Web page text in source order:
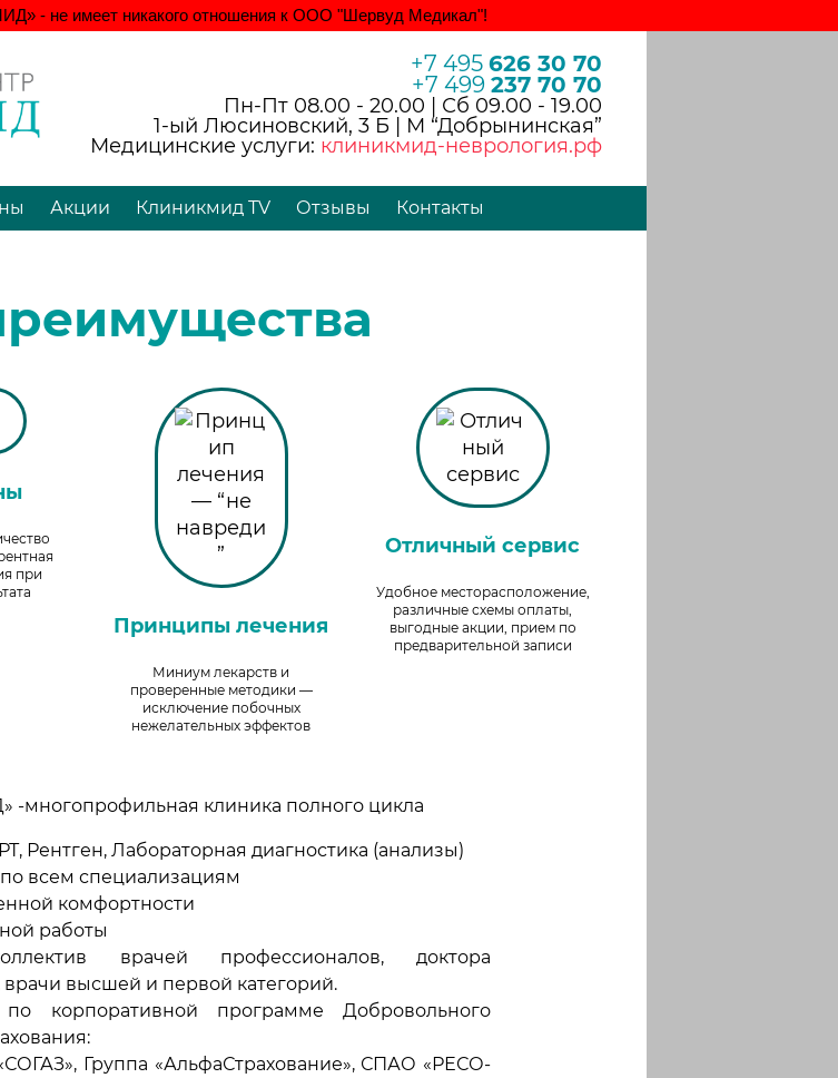
- не имеет никакого отношения к ООО "Шервуд Медикал"!
+7 495 626 30 70
+7 499 237 70 70
Пн-Пт 08.00 - 20.00 | Сб 09.00 - 19.00
1-ый Люсиновский, 3 Б | М “Добрынинская”
Медицинские услуги: клиникмид-неврология.рф
Акции Клиникмид TV Отзывы Контакты
при
Принципы лечения
Миниум лекарств и
проверенные методики —
исключение побочных
нежелательных эффектов
Отличный сервис
Удобное месторасположение,
различные схемы оплаты,
выгодные акции, прием по
предварительной записи
клиника полного цикла
Рентген, Лабораторная диагностика (анализы)
всем специализациям
комфортности
работы
врачей профессионалов, доктора
врачи высшей и первой категорий.
корпоративной программе Добровольного
Группа «АльфаСтрахование», СПАО «РЕСО-